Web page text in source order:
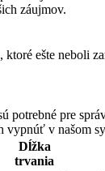
záujmov.
ktoré ešte neboli
potrebné pre
vypnúť v našom
Dĺžka
trvania